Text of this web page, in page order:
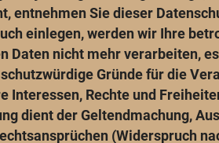
entnehmen Sie dieser
einlegen, werden wir Ihre
Daten nicht mehr verarbeiten,
Gründe für die
Interessen, Rechte und
dient der Geltendmachung,
(Widerspruch